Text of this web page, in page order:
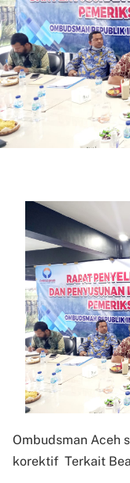
Ombudsman Aceh s
korektif Terkait